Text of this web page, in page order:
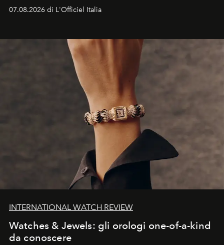
07.08.2026 di L'Officiel Italia
INTERNATIONAL WATCH REVIEW
Watches & Jewels: gli orologi one-of-a-kind
da conoscere